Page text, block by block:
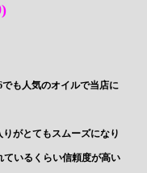
も人気のオイルで当店に
がとてもスムーズになり
いるくらい信頼度が高い